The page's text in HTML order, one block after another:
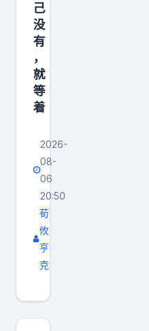
己
没
有
，
就
等
着
2026-
08-
06
20:50
荀
攸
亨
克